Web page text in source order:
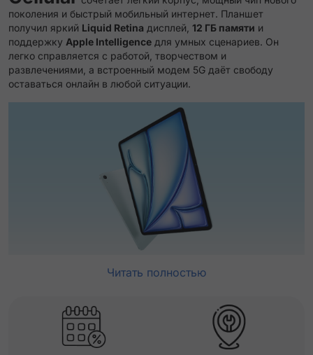
поколения и быстрый мобильный интернет. Планшет
получил яркий Liquid Retina дисплей, 12 ГБ памяти и
поддержку Apple Intelligence для умных сценариев. Он
легко справляется с работой, творчеством и
развлечениями, а встроенный модем 5G даёт свободу
оставаться онлайн в любой ситуации.
Читать полностью